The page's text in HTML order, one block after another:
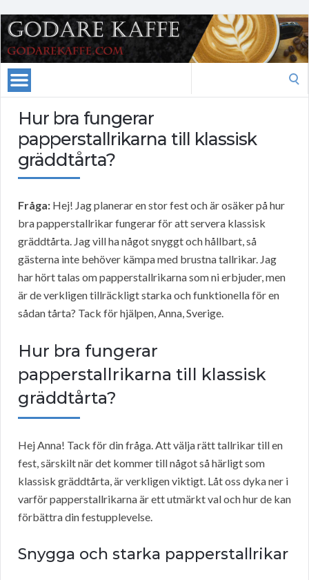
Hur bra fungerar
papperstallrikarna till klassisk
gräddtårta?
Fråga: Hej! Jag planerar en stor fest och är osäker på hur
bra papperstallrikar fungerar för att servera klassisk
gräddtårta. Jag vill ha något snyggt och hållbart, så
gästerna inte behöver kämpa med brustna tallrikar. Jag
har hört talas om papperstallrikarna som ni erbjuder, men
är de verkligen tillräckligt starka och funktionella för en
sådan tårta? Tack för hjälpen, Anna, Sverige.
Hur bra fungerar
papperstallrikarna till klassisk
gräddtårta?
Hej Anna! Tack för din fråga. Att välja rätt tallrikar till en
fest, särskilt när det kommer till något så härligt som
klassisk gräddtårta, är verkligen viktigt. Låt oss dyka ner i
varför papperstallrikarna är ett utmärkt val och hur de kan
förbättra din festupplevelse.
Snygga och starka papperstallrikar